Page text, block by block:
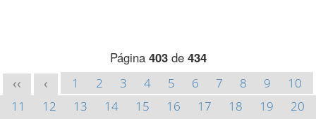
Página 403de 434
<< < 1 2 3 4 5 6 7 8 9
10
11
12 13 14 15 16 17 18 19
20